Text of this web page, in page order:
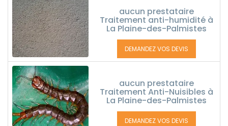
aucun prestataire
Traitement anti-humidité à
La Plaine-des-Palmistes
DEMANDEZ VOS DEVIS
aucun prestataire
Traitement Anti-Nuisibles à
La Plaine-des-Palmistes
DEMANDEZ VOS DEVIS